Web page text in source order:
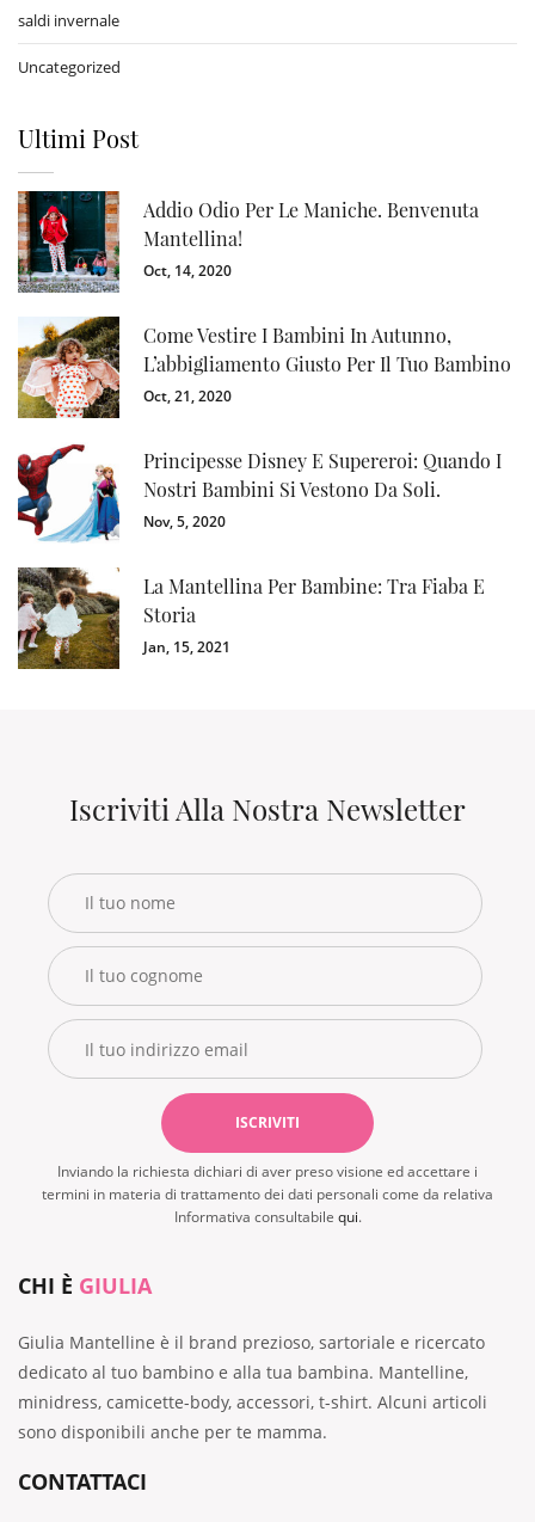
saldi invernale
Uncategorized
Ultimi Post
Addio Odio Per Le Maniche. Benvenuta
Mantellina!
Oct, 14, 2020
Come Vestire I Bambini In Autunno,
L’abbigliamento Giusto Per Il Tuo Bambino
Oct, 21, 2020
Principesse Disney E Supereroi: Quando I
Nostri Bambini Si Vestono Da Soli.
Nov, 5, 2020
La Mantellina Per Bambine: Tra Fiaba E
Storia
Jan, 15, 2021
Iscriviti Alla Nostra Newsletter
Inviando la richiesta dichiari di aver preso visione ed accettare i
termini in materia di trattamento dei dati personali come da relativa
Informativa consultabile qui.
CHI È GIULIA
Giulia Mantelline è il brand prezioso, sartoriale e ricercato
dedicato al tuo bambino e alla tua bambina. Mantelline,
minidress, camicette-body, accessori, t-shirt. Alcuni articoli
sono disponibili anche per te mamma.
CONTATTACI